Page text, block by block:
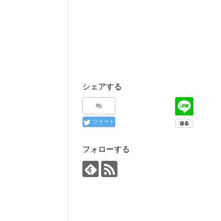
シェアする
ツイート
フォローする